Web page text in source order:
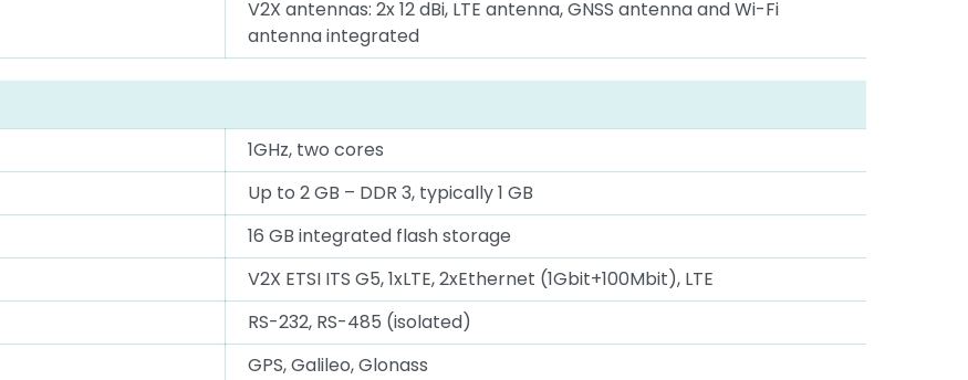
V2X antennas: 2x 12 dBi, LTE antenna, GNSS antenna and Wi-Fi
antenna integrated
1GHz, two cores
Up to 2 GB – DDR 3, typically 1 GB
16 GB integrated flash storage
V2X ETSI ITS G5, 1xLTE, 2xEthernet (1Gbit+100Mbit), LTE
RS-232, RS-485 (isolated)
GPS, Galileo, Glonass